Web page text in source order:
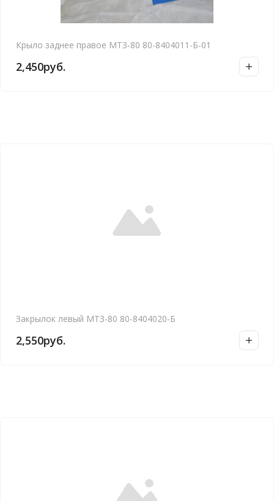
Крыло заднее правое МТЗ-80 80-8404011-Б-01
2,450руб.
Закрылок левый МТЗ-80 80-8404020-Б
2,550руб.